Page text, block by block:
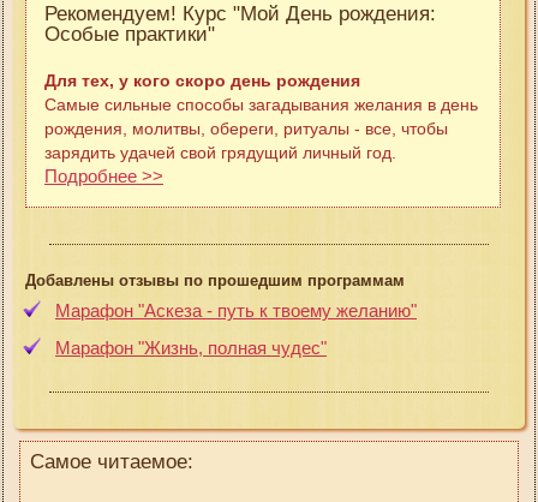
Рекомендуем! Курс "Мой День рождения:
Особые практики"
Для тех, у кого скоро день рождения
Самые сильные способы загадывания желания в день
рождения, молитвы, обереги, ритуалы - все, чтобы
зарядить удачей свой грядущий личный год.
Подробнее >>
Добавлены отзывы по прошедшим программам
Марафон "Аскеза - путь к твоему желанию"
Марафон "Жизнь, полная чудес"
Самое читаемое: